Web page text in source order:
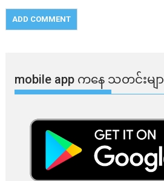
mobile app ​​ကနေ ​​သတင်းမျ